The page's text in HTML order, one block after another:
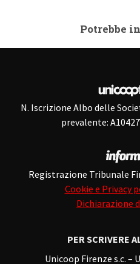
Potrebbe
N. Iscrizione Albo delle
prevalente:
Registrazione Tribunale
Cookie e Privacy
Dichiarazione
PER SCRIVERE
Unicoop Firenze s.c. –